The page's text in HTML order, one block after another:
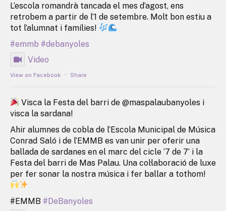
L’escola romandrà tancada el mes d’agost, ens
retrobem a partir de l’1 de setembre. Molt bon estiu a
tot l’alumnat i famílies!
#emmb #debanyoles
Video
View on Facebook · Share
Visca la Festa del barri de @maspalaubanyoles i
visca la sardana!
Ahir alumnes de cobla de l’Escola Municipal de Música
Conrad Saló i de l’EMMB es van unir per oferir una
ballada de sardanes en el marc del cicle ‘7 de 7’ i la
Festa del barri de Mas Palau. Una col·laboració de luxe
per fer sonar la nostra música i fer ballar a tothom!
#EMMB #DeBanyoles